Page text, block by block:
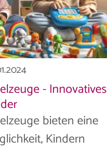
- Innovatives
bieten eine
Kindern